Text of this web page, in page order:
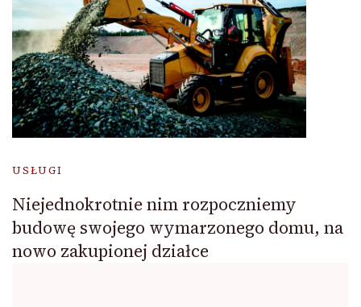
USŁUGI
Niejednokrotnie nim rozpoczniemy
budowę swojego wymarzonego domu, na
nowo zakupionej działce